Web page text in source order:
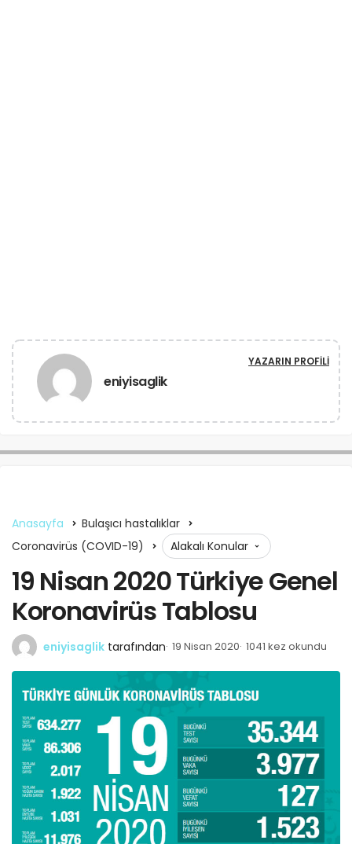
eniyisaglik
YAZARIN PROFILI
Anasayfa
Bulaşıcı hastalıklar
Coronavirüs (COVID-19)
Alakalı Konular
19 Nisan 2020 Türkiye Genel
Koronavirüs Tablosu
eniyisaglik tarafından 19 Nisan 2020 1041 kez okundu